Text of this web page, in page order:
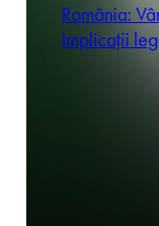
România:
Implicații